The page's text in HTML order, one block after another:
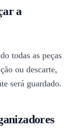
a
todas as peças
ou descarte,
será guardado.